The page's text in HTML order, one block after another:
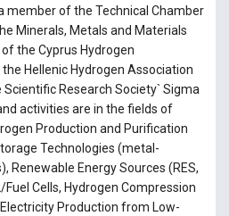
member of the Technical Chamber
Minerals, Metals and Materials
the Cyprus Hydrogen
Hellenic Hydrogen Association
Research Society` Sigma
activities are in the fields of
Production and Purification
Technologies (metal-
Renewable Energy Sources (RES,
Fuel Cells, Hydrogen Compression
Production from Low-